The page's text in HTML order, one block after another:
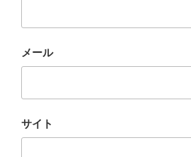
メール
サイト